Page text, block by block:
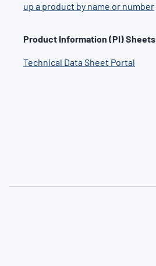
up a product by name or number
Product Information (PI) Sheets
Technical Data Sheet Portal